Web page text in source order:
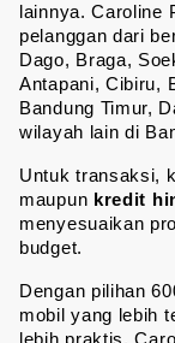
lainnya. Caroline
pelanggan dari
Dago, Braga,
Antapani, Cibiru,
Bandung Timur,
wilayah lain di
Untuk transaksi,
maupun kredit
menyesuaikan
budget.
Dengan pilihan
mobil yang lebih